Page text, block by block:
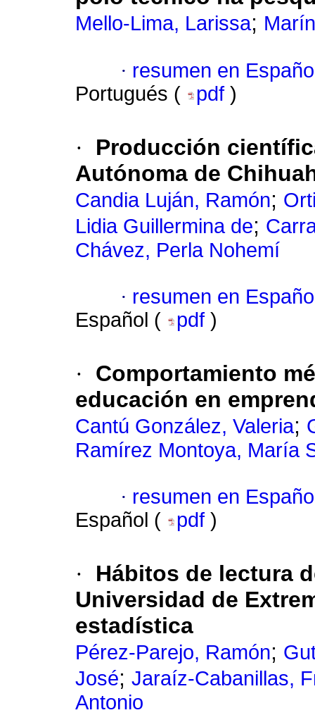
Mello-Lima, Larissa;
· resumen en
Portugués (
pdf )
·
Producción
Autónoma de
Candia Luján, Ramón;
Lidia Guillermina de;
Chávez, Perla Nohemí
· resumen en
Español (
pdf )
·
Comportamiento
educación en
Cantú González, Valeria;
Ramírez Montoya, María
· resumen en
Español (
pdf )
·
Hábitos de lectura
Universidad de
estadística
Pérez-Parejo, Ramón;
José; Jaraíz-Cabanillas,
Antonio